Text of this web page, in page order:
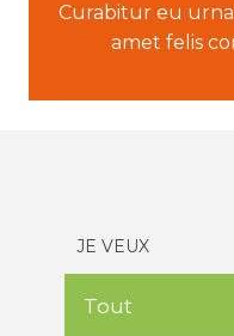
Curabitur eu
amet felis
JE VEUX